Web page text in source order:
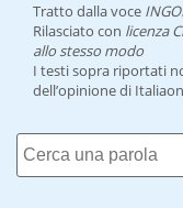
Tratto dalla voce
Rilasciato con licenza
allo stesso modo
I testi sopra riportati
dell’opinione di